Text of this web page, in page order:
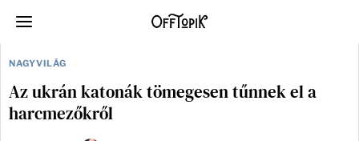
NAGYVILÁG
Az ukrán katonák tömegesen tűnnek el a
harcmezőkről